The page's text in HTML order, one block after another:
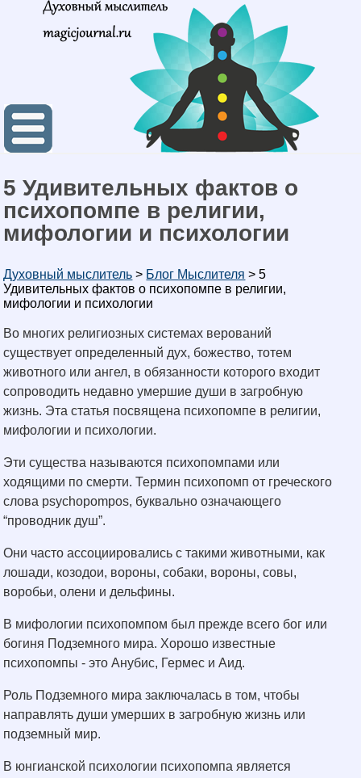
5 Удивительных фактов о
психопомпе в религии,
мифологии и психологии
Духовный мыслитель > Блог Мыслителя >5
Удивительных фактов о психопомпе в религии,
мифологии и психологии
Во многих религиозных системах верований
существует определенный дух, божество, тотем
животного или ангел, в обязанности которого входит
сопроводить недавно умершие души в загробную
жизнь. Эта статья посвящена психопомпе в религии,
мифологии и психологии.
Эти существа называются психопомпами или
ходящими по смерти. Термин психопомп от греческого
слова psychopompos, буквально означающего
“проводник душ”.
Они часто ассоциировались с такими животными, как
лошади, козодои, вороны, собаки, вороны, совы,
воробьи, олени и дельфины.
В мифологии психопомпом был прежде всего бог или
богиня Подземного мира. Хорошо известные
психопомпы - это Анубис, Гермес и Аид.
Роль Подземного мира заключалась в том, чтобы
направлять души умерших в загробную жизнь или
подземный мир.
В юнгианской психологии психопомпа является